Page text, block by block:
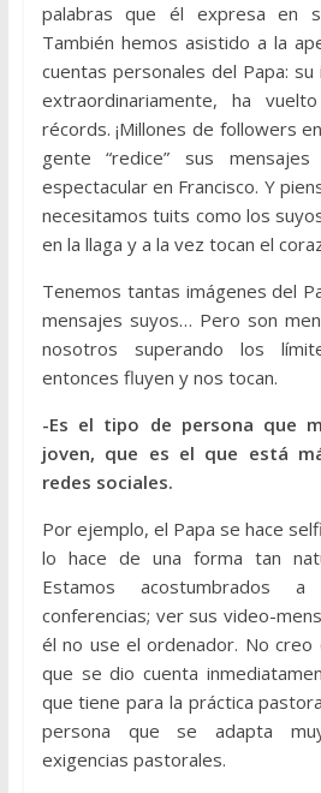
palabras que él expresa en
También hemos asistido a la
cuentas personales del Papa: su
extraordinariamente, ha
récords. ¡Millones de followers
gente “redice” sus
espectacular en Francisco. Y
necesitamos tuits como los
en la llaga y a la vez tocan el
Tenemos tantas imágenes del
mensajes suyos… Pero son
nosotros superando los
entonces fluyen y nos tocan.
-Es el tipo de persona que
joven, que es el que está
redes sociales.
Por ejemplo, el Papa se hace
lo hace de una forma tan
Estamos acostumbrados
conferencias; ver sus video-
él no use el ordenador. No
que se dio cuenta
que tiene para la práctica
persona que se adapta
exigencias pastorales.